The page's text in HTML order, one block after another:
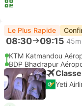
Le Plus Rapide
08:30 09:15 45m
KTM Katmandou
BDP Bhadrapur
Yeti